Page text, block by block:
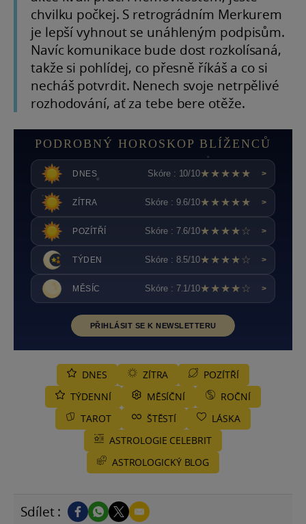
chvilku počkej. S retrográdním Merkurem
je lepší vyhnout se unáhleným podpisům.
Navíc komunikace bude dost rozkolísaná,
takže si pohlídej, co přesně říkáš a co si
necháš potvrdit. Nenech svoje netrpělivé
rozhodování, ať za tebe bere otěže.
PODROBNÝ HOROSKOP BLÍŽENCŮ
DNES Skóre : 10/10★★★★★ >
ZÍTRA Skóre : 9.6/10★★★★★ >
POZÍTŘÍ Skóre : 7.6/10★★★★☆ >
TÝDEN Skóre : 8.5/10★★★★☆ >
MĚSÍC Skóre : 7.1/10★★★★☆ >
PŘIHLÁSIT SE K NEWSLETTERU
DNES ZÍTRA
POZÍTŘÍ
TÝDENNÍ
MĚSÍČNÍ
ROČNÍ
TAROT
ŠTĚSTÍ
LÁSKA
ASTROLOGIE CELEBRIT
ASTROLOGICKÝ BLOG
Sdílet :